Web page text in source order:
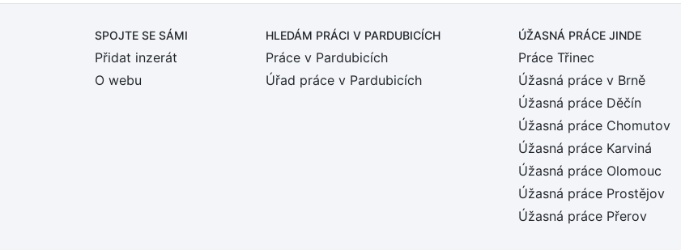
SPOJTE SE SÁMI
Přidat inzerát
O webu
HLEDÁM PRÁCI V PARDUBICÍCH
Práce v Pardubicích
Úřad práce v Pardubicích
ÚŽASNÁ PRÁCE JINDE
Práce Třinec
Úžasná práce v Brně
Úžasná práce Děčín
Úžasná práce Chomutov
Úžasná práce Karviná
Úžasná práce Olomouc
Úžasná práce Prostějov
Úžasná práce Přerov